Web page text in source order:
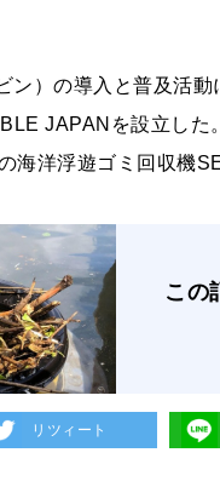
ン）の導入と普及活
JAPANを設立し
海洋浮遊ゴミ回収機
この
リツィート